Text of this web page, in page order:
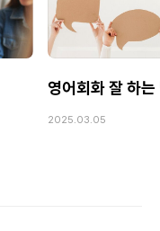
영어회화 잘 하
2025.03.05